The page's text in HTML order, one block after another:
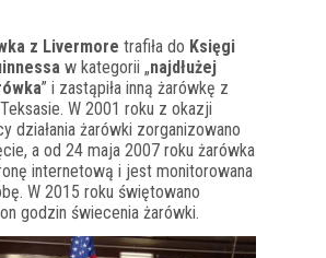
z Livermore trafiła do Księgi
w kategorii „najdłużej
” i zastąpiła inną żarówkę z
W 2001 roku z okazji
działania żarówki zorganizowano
a od 24 maja 2007 roku żarówka
internetową i jest monitorowana
W 2015 roku świętowano
godzin świecenia żarówki.